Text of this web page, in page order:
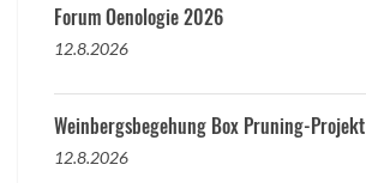
Forum Oenologie 2026
12.8.2026
Weinbergsbegehung Box Pruning-Projekt
12.8.2026